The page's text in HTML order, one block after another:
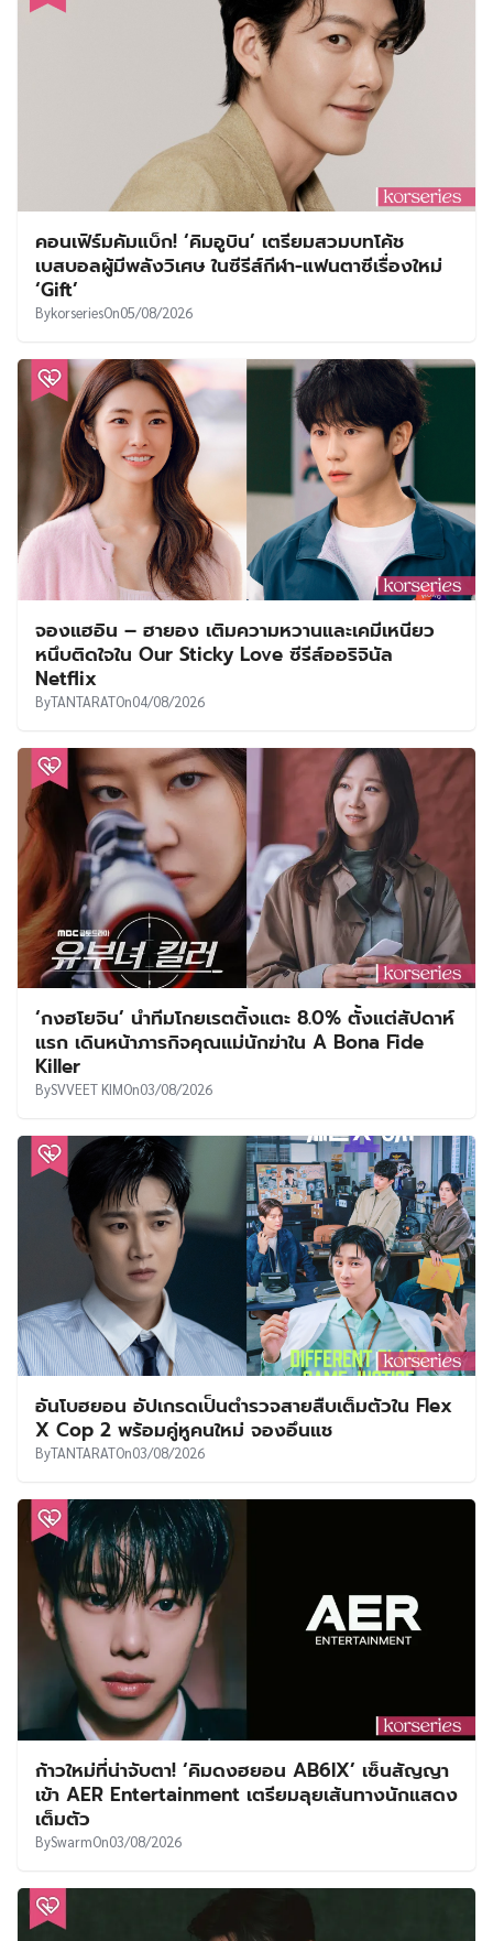
คอนเฟิร์มคัมแบ็ก! ‘คิมอูบิน’ เตรียมสวมบทโค้ช
เบสบอลผู้มีพลังวิเศษ ในซีรีส์กีฬา-แฟนตาซีเรื่องใหม่
‘Gift’
BykorseriesOn05/08/2026
จองแฮอิน – ฮายอง เติมความหวานและเคมีเหนียว
หนึบติดใจใน Our Sticky Love ซีรีส์ออริจินัล
Netflix
ByTANTARATOn04/08/2026
‘กงฮโยจิน’ นำทีมโกยเรตติ้งแตะ 8.0% ตั้งแต่สัปดาห์
แรก เดินหน้าภารกิจคุณแม่นักฆ่าใน A Bona Fide
Killer
BySVVEET KIMOn03/08/2026
อันโบฮยอน อัปเกรดเป็นตำรวจสายสืบเต็มตัวใน Flex
X Cop 2 พร้อมคู่หูคนใหม่ จองอึนแช
ByTANTARATOn03/08/2026
ก้าวใหม่ที่น่าจับตา! ‘คิมดงฮยอน AB6IX’ เซ็นสัญญา
เข้า AER Entertainment เตรียมลุยเส้นทางนักแสดง
เต็มตัว
BySwarmOn03/08/2026